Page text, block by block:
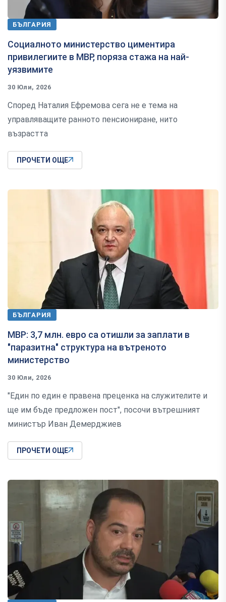
БЪЛГАРИЯ
Социалното министерство циментира
привилегиите в МВР, поряза стажа на най-
уязвимите
30 Юли, 2026
Според Наталия Ефремова сега не е тема на
управляващите ранното пенсиониране, нито
възрастта
ПРОЧЕТИ ОЩЕ
БЪЛГАРИЯ
МВР: 3,7 млн. евро са отишли за заплати в
"паразитна" структура на вътреното
министерство
30 Юли, 2026
"Един по един е правена преценка на служителите и
ще им бъде предложен пост", посочи вътрешният
министър Иван Демерджиев
ПРОЧЕТИ ОЩЕ